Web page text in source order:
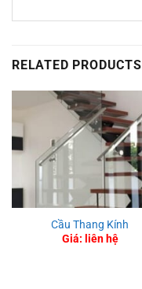
RELATED PRODUCTS
Cầu Thang Kính
Giá: liên hệ